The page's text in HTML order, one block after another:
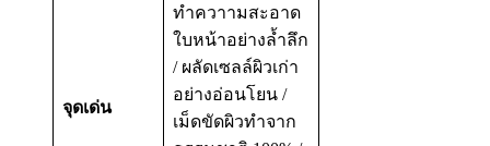
จุดเด่น
ทำควาามสะอาด
ใบหน้าอย่างล้ำลึก
/ ผลัดเซลล์ผิวเก่า
อย่างอ่อนโยน /
เม็ดขัดผิวทำจาก